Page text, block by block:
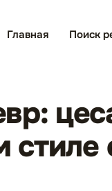
Главная Поиск